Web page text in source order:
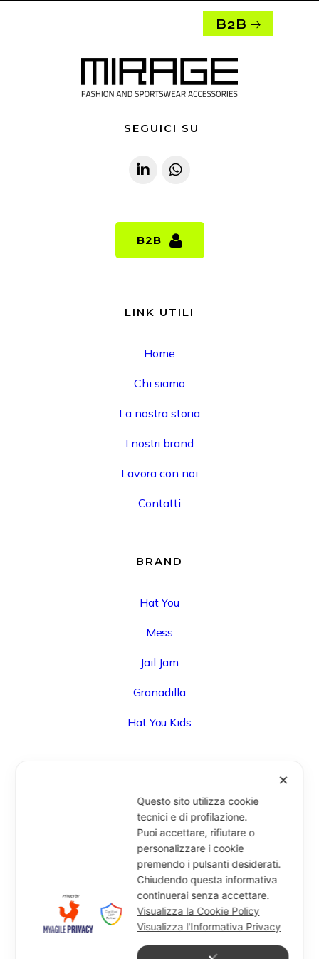
B2B
SEGUICI SU
B2B
B2B
LINK UTILI
Home
Chi siamo
La nostra storia
I nostri brand
Lavora con noi
Contatti
BRAND
Hat You
Mess
Jail Jam
Granadilla
Hat You Kids
Via Degli Speziali, 161 (Blocco 32 Centergross) -
40050 Funo di Argelato (BO) - Italy
info@miragesrl.com
+39 051 8651711
✕
Questo sito utilizza cookie
tecnici e di profilazione.
Puoi accettare, rifiutare o
personalizzare i cookie
premendo i pulsanti desiderati.
Chiudendo questa informativa
continuerai senza accettare.
Visualizza la Cookie Policy
Visualizza l'Informativa Privacy